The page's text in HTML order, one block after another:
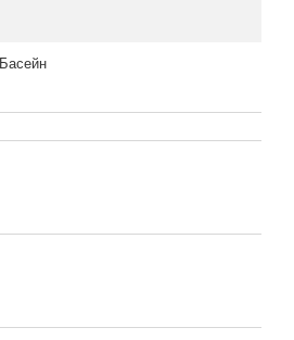
Басейн